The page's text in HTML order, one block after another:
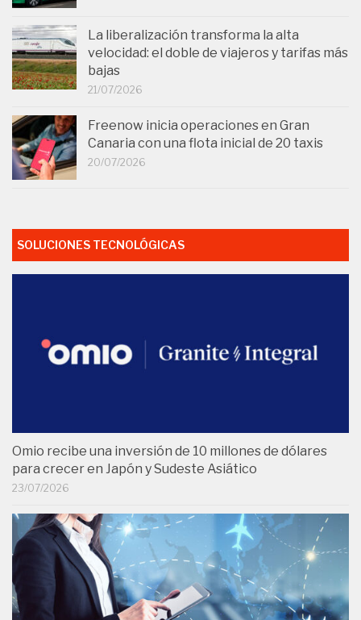
La liberalización transforma la alta
velocidad: el doble de viajeros y tarifas más
bajas
21/07/2026
Freenow inicia operaciones en Gran
Canaria con una flota inicial de 20 taxis
20/07/2026
SOLUCIONES TECNOLÓGICAS
Omio recibe una inversión de 10 millones de dólares
para crecer en Japón y Sudeste Asiático
23/07/2026